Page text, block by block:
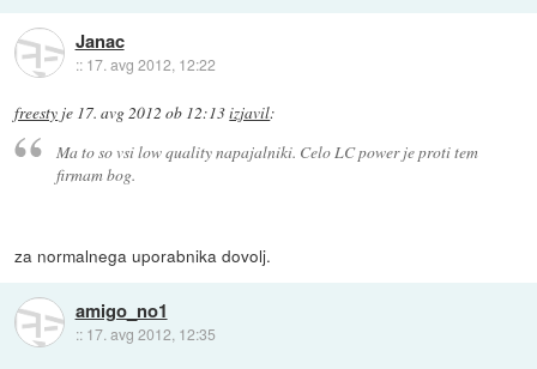
Janac
:: 17. avg 2012, 12:22
freesty je 17. avg 2012 ob 12:13izjavil:
Ma to so vsi low quality napajalniki. Celo LC power je proti tem
firmam bog.
za normalnega uporabnika dovolj.
amigo_no1
:: 17. avg 2012, 12:35